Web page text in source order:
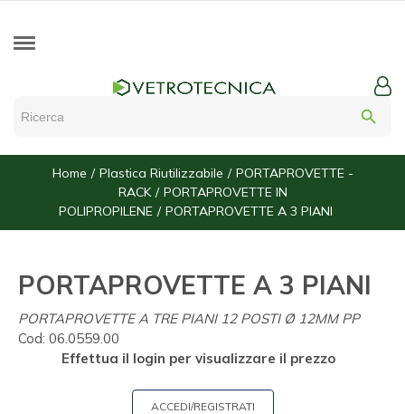
search
Home Plastica Riutilizzabile
PORTAPROVETTE -
RACK
PORTAPROVETTE IN
POLIPROPILENE
PORTAPROVETTE A 3 PIANI
PORTAPROVETTE A 3 PIANI
PORTAPROVETTE A TRE PIANI 12 POSTI Ø 12MM PP
Cod: 06.0559.00
Effettua il login per visualizzare il prezzo
ACCEDI/REGISTRATI